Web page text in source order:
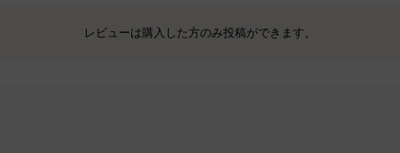
レビューは購入した方のみ投稿ができます。